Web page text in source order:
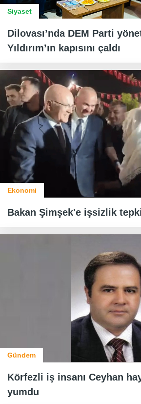
Siyaset
Dilovası’nda DEM Parti
Yıldırım’ın kapısını çaldı
Ekonomi
Bakan Şimşek'e işsizlik
Gündem
Körfezli iş insanı Ceyhan
yumdu